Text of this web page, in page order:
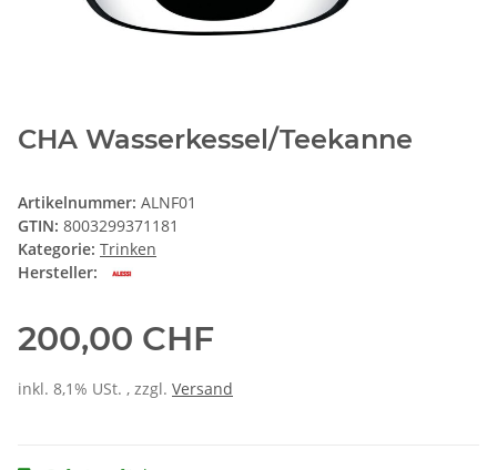
CHA Wasserkessel/Teekanne
Artikelnummer: ALNF01
GTIN: 8003299371181
Kategorie: Trinken
Hersteller:
200,00 CHF
inkl. 8,1% USt. , zzgl. Versand